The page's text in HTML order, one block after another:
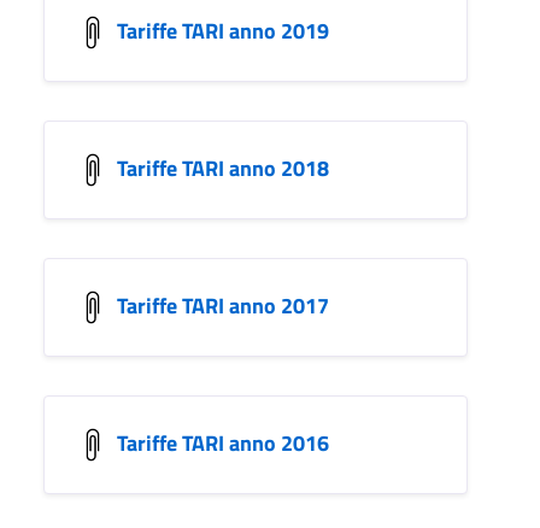
Tariffe TARI anno 2019
Tariffe TARI anno 2018
Tariffe TARI anno 2017
Tariffe TARI anno 2016